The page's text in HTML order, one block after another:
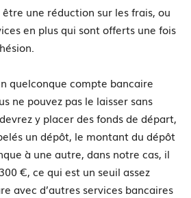
une réduction sur les frais, ou
en plus qui sont offerts une fois
quelconque compte bancaire
ne pouvez pas le laisser sans
y placer des fonds de départ,
un dépôt, le montant du dépôt
à une autre, dans notre cas, il
€, ce qui est un seuil assez
avec d’autres services bancaires